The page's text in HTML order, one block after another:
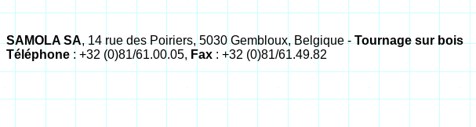
SAMOLA SA, 14 rue des Poiriers, 5030 Gembloux, Belgique -Tournage sur bois
Téléphone : +32 (0)81/61.00.05, Fax : +32 (0)81/61.49.82